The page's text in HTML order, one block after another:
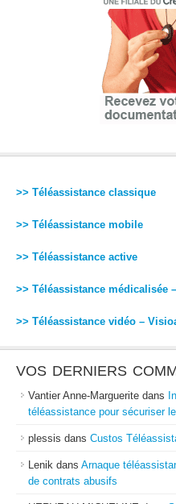
>> Téléassistance classique
>> Téléassistance mobile
>> Téléassistance active
>> Téléassistance médicalisée
>> Téléassistance vidéo –
VOS DERNIERS
Vantier Anne-Marguerite dans
téléassistance pour sécuriser
plessis dans Custos
Lenik dans Arnaque
de contrats abusifs